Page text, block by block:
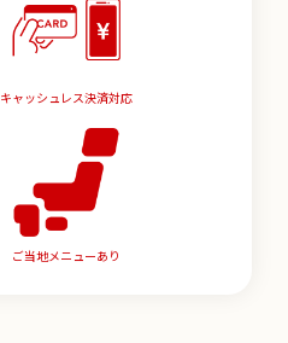
キャッシュレス決済対応
ご当地メニューあり